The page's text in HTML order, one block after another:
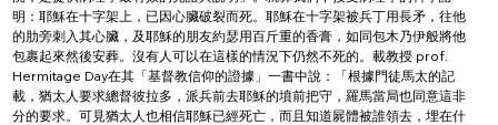
明：耶穌在十字架上，已因心臟破裂而死。耶穌在十字架被兵丁用長矛，往他
的肋旁刺入其心臟，及耶穌的朋友約瑟用百斤重的香膏，如同包木乃伊般將他
包裹起來然後安葬。沒有人可以在這樣的情況下仍然不死的。載教授 prof.
Hermitage Day在其「基督教信仰的證據」一書中說：「根據門徒馬太的記
載，猶太人要求總督彼拉多，派兵前去耶穌的墳前把守，羅馬當局也同意這非
分的要求。可見猶太人也相信耶穌已經死亡，而且知道屍體被誰領去，埋在什